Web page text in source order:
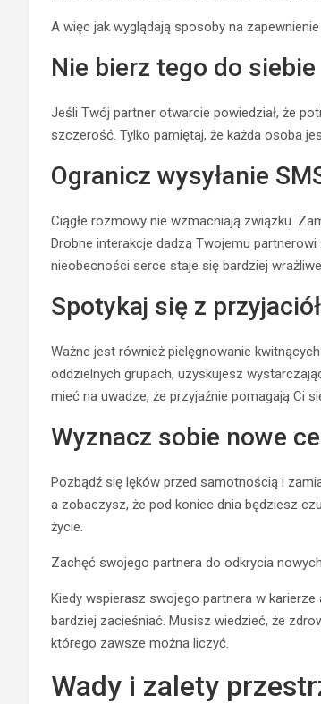
A więc jak wyglądają sposoby na
Nie bierz tego do siebie
Jeśli Twój partner otwarcie powiedział, że
szczerość. Tylko pamiętaj, że każda osoba
Ogranicz wysyłanie
Ciągłe rozmowy nie wzmacniają związku.
Drobne interakcje dadzą Twojemu
nieobecności ​​serce staje się bardziej
Spotykaj się z
Ważne jest również pielęgnowanie
oddzielnych grupach, uzyskujesz
mieć na uwadze, że przyjaźnie pomagają Ci
Wyznacz sobie nowe
Pozbądź się lęków przed samotnością i
a zobaczysz, że pod koniec dnia będziesz
życie.
Zachęć swojego partnera do odkrycia
Kiedy wspierasz swojego partnera w
bardziej zacieśniać. Musisz wiedzieć, że
którego zawsze można liczyć.
Wady i zalety